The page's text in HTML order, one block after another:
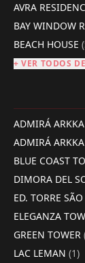
AVRA
BAY WINDOW
BEACH HOUSE
+ VER TODOS
ADMIRÁ
ADMIRÁ
BLUE COAST
DIMORA DEL
ED. TORRE
ELEGANZA
GREEN TOWER
LAC LEMAN (1)